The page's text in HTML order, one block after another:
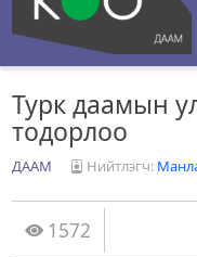
Турк даамын
тодорлоо
ДААМ Нийтлэгч:
1572